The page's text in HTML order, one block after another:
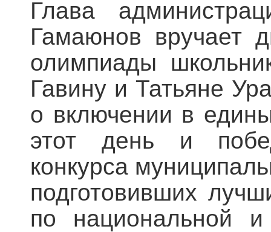
Глава
Гамаюнов вручает
олимпиады
Гавину и Татьяне
о включении в
этот день и
конкурса
подготовивших
по национальной и